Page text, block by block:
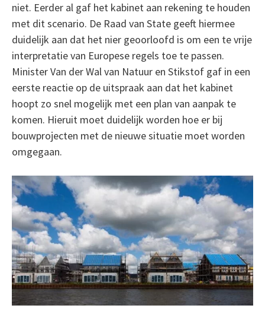
niet. Eerder al gaf het kabinet aan rekening te houden
met dit scenario. De Raad van State geeft hiermee
duidelijk aan dat het nier geoorloofd is om een te vrije
interpretatie van Europese regels toe te passen.
Minister Van der Wal van Natuur en Stikstof gaf in een
eerste reactie op de uitspraak aan dat het kabinet
hoopt zo snel mogelijk met een plan van aanpak te
komen. Hieruit moet duidelijk worden hoe er bij
bouwprojecten met de nieuwe situatie moet worden
omgegaan.